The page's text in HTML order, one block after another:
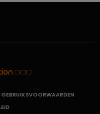
GEBRUIKSVOORWAARDEN